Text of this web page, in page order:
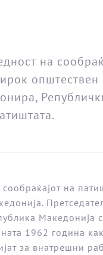
на
општествен
на
Македонија
1962 година
за внатрешни